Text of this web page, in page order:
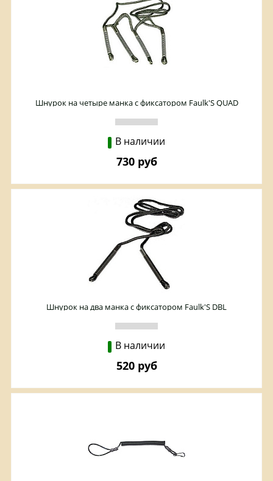
Шнурок на четыре манка с фиксатором Faulk'S QUAD
В наличии
730 руб
Шнурок на два манка с фиксатором Faulk'S DBL
В наличии
520 руб